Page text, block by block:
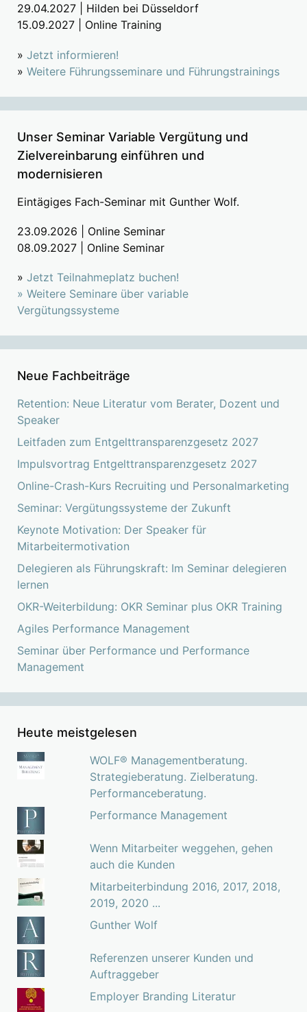
29.04.2027 | Hilden bei Düsseldorf
15.09.2027 | Online Training
» Jetzt informieren!
» Weitere Führungsseminare und Führungstrainings
Unser Seminar Variable Vergütung und
Zielvereinbarung einführen und
modernisieren
Eintägiges Fach-Seminar mit Gunther Wolf.
23.09.2026 | Online Seminar
08.09.2027 | Online Seminar
» Jetzt Teilnahmeplatz buchen!
» Weitere Seminare über variable
Vergütungssysteme
Neue Fachbeiträge
Retention: Neue Literatur vom Berater, Dozent und
Speaker
Leitfaden zum Entgelttransparenzgesetz 2027
Impulsvortrag Entgelttransparenzgesetz 2027
Online-Crash-Kurs Recruiting und Personalmarketing
Seminar: Vergütungssysteme der Zukunft
Keynote Motivation: Der Speaker für
Mitarbeitermotivation
Delegieren als Führungskraft: Im Seminar delegieren
lernen
OKR-Weiterbildung: OKR Seminar plus OKR Training
Agiles Performance Management
Seminar über Performance und Performance
Management
Heute meistgelesen
WOLF® Managementberatung.
Strategieberatung. Zielberatung.
Performanceberatung.
Performance Management
Wenn Mitarbeiter weggehen, gehen
auch die Kunden
Mitarbeiterbindung 2016, 2017, 2018,
2019, 2020 ...
Gunther Wolf
Referenzen unserer Kunden und
Auftraggeber
Employer Branding Literatur